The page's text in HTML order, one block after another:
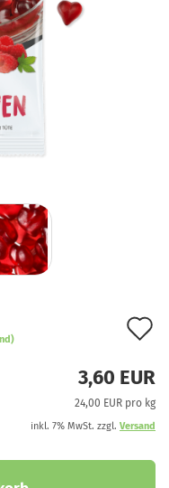
3,60 EUR
24,00 EUR pro kg
inkl. 7% MwSt. zzgl. Versand